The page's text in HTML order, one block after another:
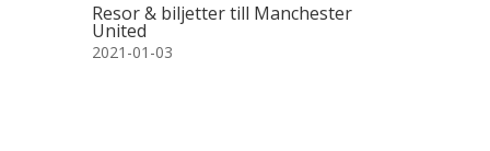
Resor & biljetter till Manchester
United
2021-01-03